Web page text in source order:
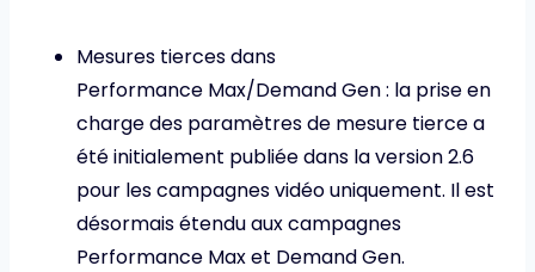
Mesures tierces dans
Performance Max/Demand Gen : la prise en
charge des paramètres de mesure tierce a
été initialement publiée dans la version 2.6
pour les campagnes vidéo uniquement. Il est
désormais étendu aux campagnes
Performance Max et Demand Gen.